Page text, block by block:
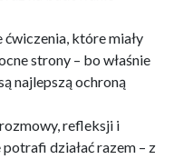
które miały
strony – bo właśnie
najlepszą ochroną
refleksji i
działać razem – z